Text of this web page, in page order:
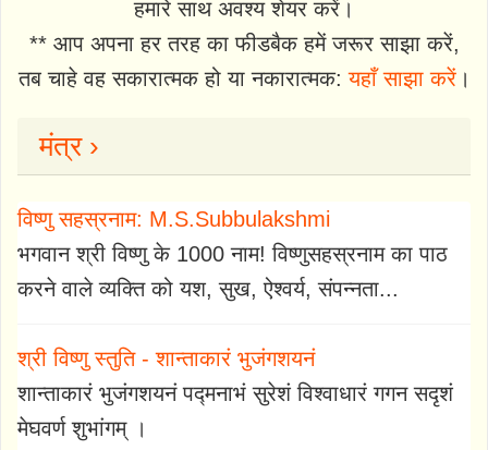
हमारे साथ अवश्य शेयर करें।
** आप अपना हर तरह का फीडबैक हमें जरूर साझा करें,
तब चाहे वह सकारात्मक हो या नकारात्मक:यहाँ साझा करें।
मंत्र ›
विष्णु सहस्रनाम: M.S.Subbulakshmi
भगवान श्री विष्णु के 1000 नाम! विष्णुसहस्रनाम का पाठ
करने वाले व्यक्ति को यश, सुख, ऐश्वर्य, संपन्नता...
श्री विष्णु स्तुति - शान्ताकारं भुजंगशयनं
शान्ताकारं भुजंगशयनं पद्मनाभं सुरेशं विश्वाधारं गगन सदृशं
मेघवर्ण शुभांगम् ।